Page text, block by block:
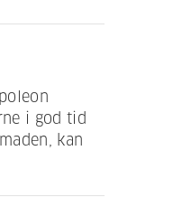
i god tid
kan